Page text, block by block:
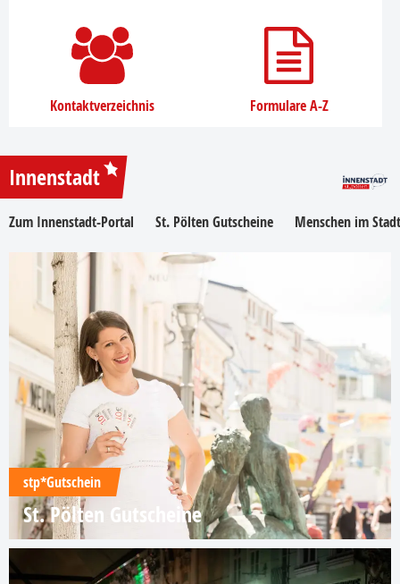
Kontaktverzeichnis Formulare A-Z
Innenstadt
Zum Innenstadt-Portal St. Pölten Gutscheine Menschen im
stp*Gutschein
St. Pölten Gutscheine